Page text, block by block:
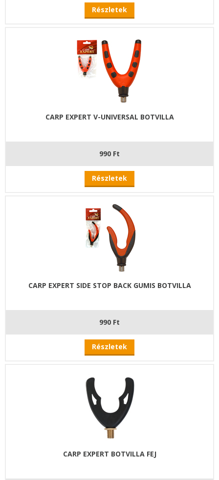
Részletek
CARP EXPERT V-UNIVERSAL BOTVILLA
990 Ft
Részletek
CARP EXPERT SIDE STOP BACK GUMIS BOTVILLA
990 Ft
Részletek
CARP EXPERT BOTVILLA FEJ